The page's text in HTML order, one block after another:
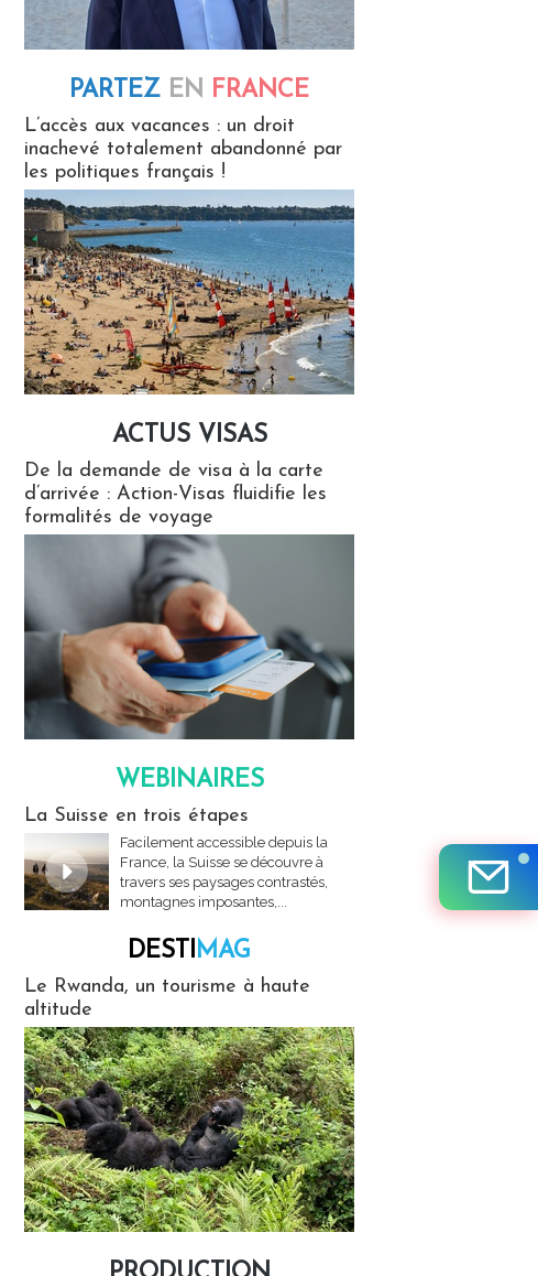
PARTEZ EN FRANCE
L’accès aux vacances : un droit
inachevé totalement abandonné par
les politiques français !
ACTUS VISAS
De la demande de visa à la carte
d’arrivée : Action-Visas fluidifie les
formalités de voyage
WEBINAIRES
La Suisse en trois étapes
Facilement accessible depuis la
France, la Suisse se découvre à
travers ses paysages contrastés,
montagnes imposantes,...
DESTIMAG
Le Rwanda, un tourisme à haute
altitude